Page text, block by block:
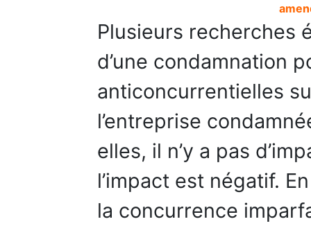
Plusieurs recherches
d’une condamnation
anticoncurrentielles
l’entreprise
elles, il n’y a pas
l’impact est négatif.
la concurrence